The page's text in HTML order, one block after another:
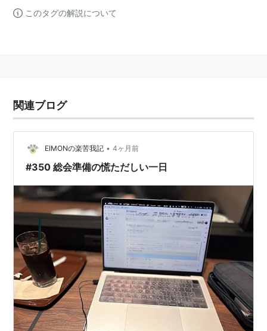
このタグの解説について
関連ブログ
EIMONの楽苦我記 • 4ヶ月前
#350 総会準備の慌ただしい一日